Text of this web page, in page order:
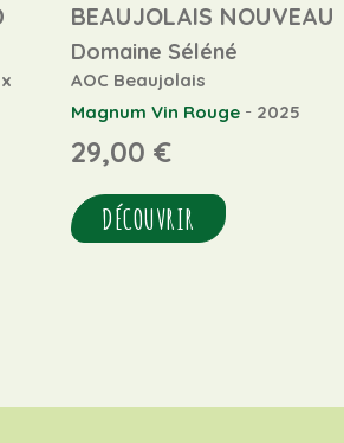
BEAUJOLAIS NOUVEAU
Domaine Séléné
AOC Beaujolais
Magnum Vin Rouge - 2025
29,00 €
DÉCOUVRIR